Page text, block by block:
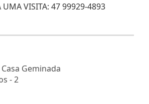
UMA VISITA: 47 99929-4893
Geminada
- 2